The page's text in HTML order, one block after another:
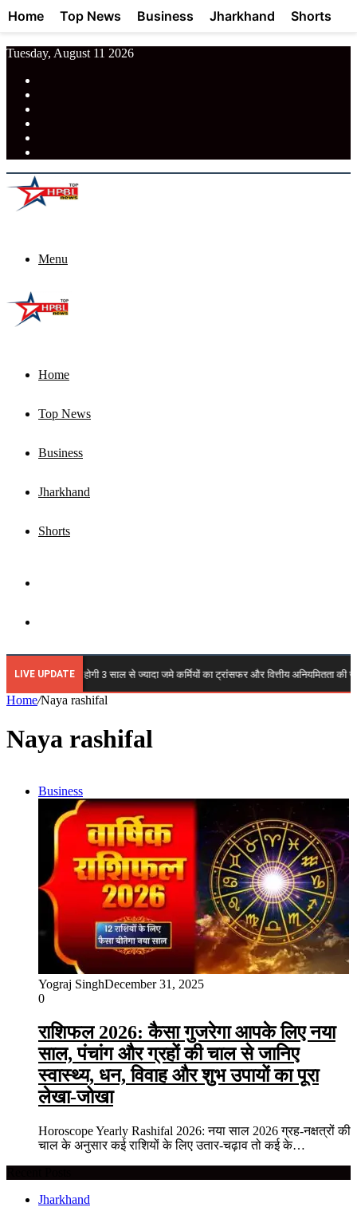
Tuesday, August 11 2026
Menu
Home
Top News
Business
Jharkhand
Shorts
for
LIVE UPDATE
🔴 JSLPS में कब होगी 3 साल से ज्यादा जमे कर्मियों का ट्रांसफर और वित्तीय अनियमितता की
Home/Naya rashifal
Naya rashifal
Business
Yograj SinghDecember 31, 2025
0
राशिफल 2026: कैसा गुजरेगा आपके लिए नया
साल, पंचांग और ग्रहों की चाल से जानिए
स्वास्थ्य, धन, विवाह और शुभ उपायों का पूरा
लेखा-जोखा
Horoscope Yearly Rashifal 2026: नया साल 2026 ग्रह-नक्षत्रों की
चाल के अनुसार कई राशियों के लिए उतार-चढ़ाव तो कई के…
Jharkhand
Home Top News Business Jharkhand Shorts